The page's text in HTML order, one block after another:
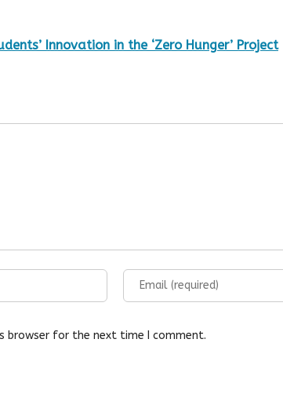
Innovation in the ‘Zero Hunger’ Project
browser for the next time I comment.